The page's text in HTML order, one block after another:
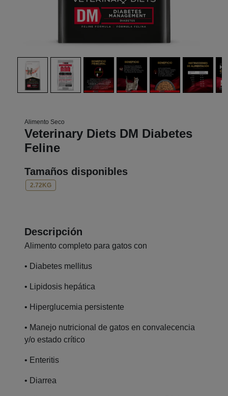
Alimento Seco
Veterinary Diets DM Diabetes
Feline
Tamaños disponibles
2.72KG
Descripción
Alimento completo para gatos con
• Diabetes mellitus
• Lipidosis hepática
• Hiperglucemia persistente
• Manejo nutricional de gatos en convalecencia
y/o estado crítico
• Enteritis
• Diarrea